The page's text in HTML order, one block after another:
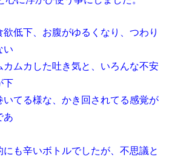
低下、お腹がゆるくなり、つわり
い
ムカした吐き気と、いろんな不安
下
てる様な、かき回されてる感覚が
あ
も辛いボトルでしたが、不思議と